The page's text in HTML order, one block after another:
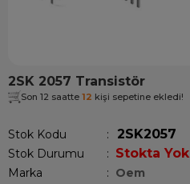
2SK 2057 Transistör
Son 12 saatte 12 kişi sepetine ekledi!
Stok Kodu 2SK2057
Stok Durumu : Stokta Yok
Marka : Oem